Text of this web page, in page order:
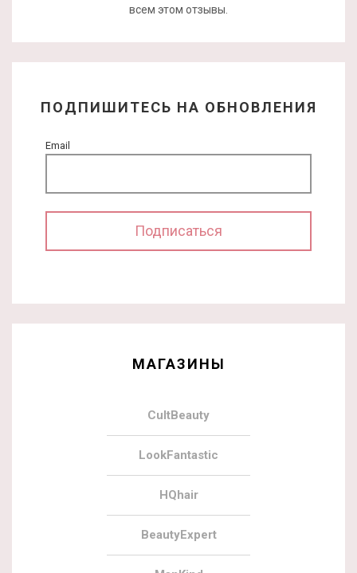
всем этом отзывы.
ПОДПИШИТЕСЬ НА ОБНОВЛЕНИЯ
Email
МАГАЗИНЫ
CultBeauty
LookFantastic
HQhair
BeautyExpert